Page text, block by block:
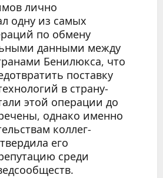
лично
одну из самых
по обмену
данными между
Бенилюкса, что
поставку
в страну-
этой операции до
однако именно
коллег-
его
среди